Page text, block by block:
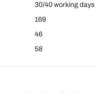
30/40 working days
169
46
58